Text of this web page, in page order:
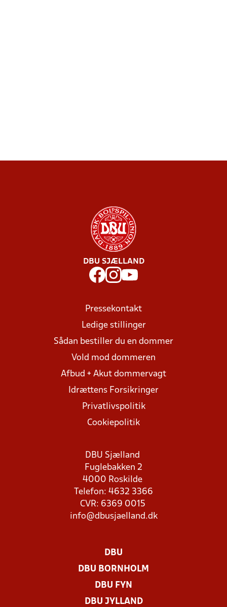
DBU SJÆLLAND
Pressekontakt
Ledige stillinger
Sådan bestiller du en dommer
Vold mod dommeren
Afbud + Akut dommervagt
Idrættens Forsikringer
Privatlivspolitik
Cookiepolitik
DBU Sjælland
Fuglebakken 2
4000 Roskilde
Telefon: 4632 3366
CVR: 6369 0015
info@dbusjaelland.dk
DBU
DBU BORNHOLM
DBU FYN
DBU JYLLAND